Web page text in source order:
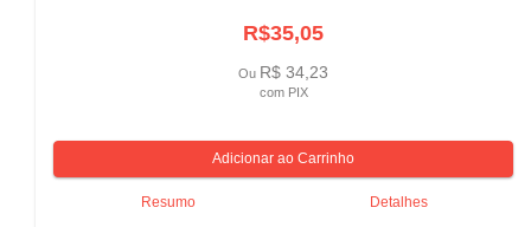
R$35,05
Ou R$ 34,23
com PIX
Resumo Detalhes